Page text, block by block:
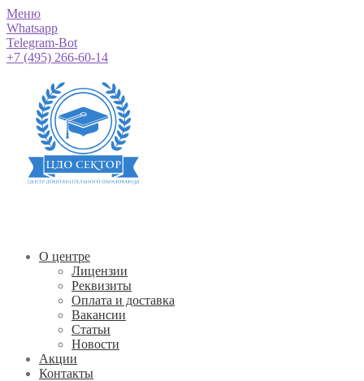
Меню
Whatsapp
Telegram-Bot
+7 (495) 266-60-14
О центре
Лицензии
Реквизиты
Оплата и доставка
Вакансии
Статьи
Новости
Акции
Контакты